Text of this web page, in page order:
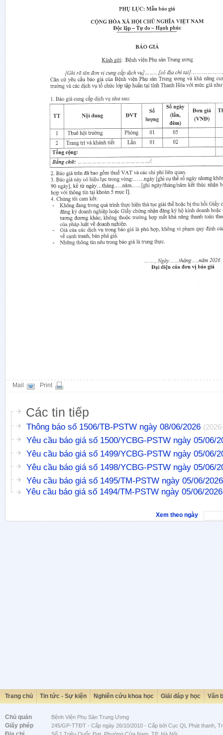
Mail Print
Các tin tiếp
Thông báo số 1506/TB-PSTW ngày 08/06/2026
Yêu cầu báo giá số 1500/YCBG-PSTW ngày 05/06/
Yêu cầu báo giá số 1499/YCBG-PSTW ngày 05/06/
Yêu cầu báo giá số 1498/YCBG-PSTW ngày 05/06/
Yêu cầu báo giá số 1495/TM-PSTW ngày 05/06/2026
Yêu cầu báo giá số 1494/TM-PSTW ngày 05/06/2026
Xem theo ngày
Trang chủ Tin tức - Sự kiện Nghiên cứu khoa học Giải đáp y học Văn
Chủ quản Bệnh Viện Phụ Sản Trung Ương
Giấy phép 245/GP-TTĐT - Cấp ngày 26/10/2010 - Cấp bởi Cục QL Phát thanh,